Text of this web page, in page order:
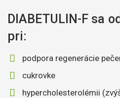
DIABETULIN-F sa
pri:
podpora regenerácie
cukrovke
hypercholesterolémii